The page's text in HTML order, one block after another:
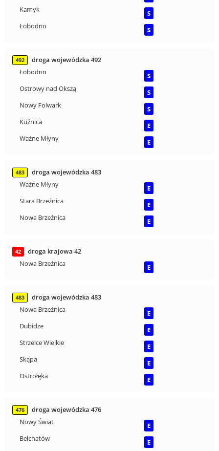
Kamyk
S
Łobodno
S
492
droga wojewódzka 492
Łobodno
S
Ostrowy nad Okszą
S
Nowy Folwark
S
Kuźnica
E
Ważne Młyny
E
483
droga wojewódzka 483
Ważne Młyny
E
Stara Brzeźnica
E
Nowa Brzeźnica
E
42
droga krajowa 42
Nowa Brzeźnica
E
483
droga wojewódzka 483
Nowa Brzeźnica
E
Dubidze
E
Strzelce Wielkie
E
Skąpa
E
Ostrołęka
E
476
droga wojewódzka 476
Nowy Świat
E
Bełchatów
E